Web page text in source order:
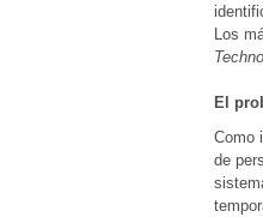
Los
El
Como
de